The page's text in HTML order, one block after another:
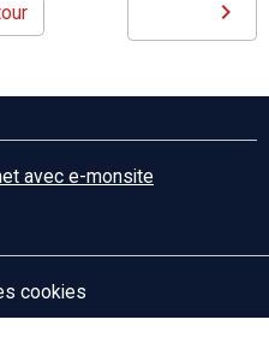
avec e-monsite
cookies